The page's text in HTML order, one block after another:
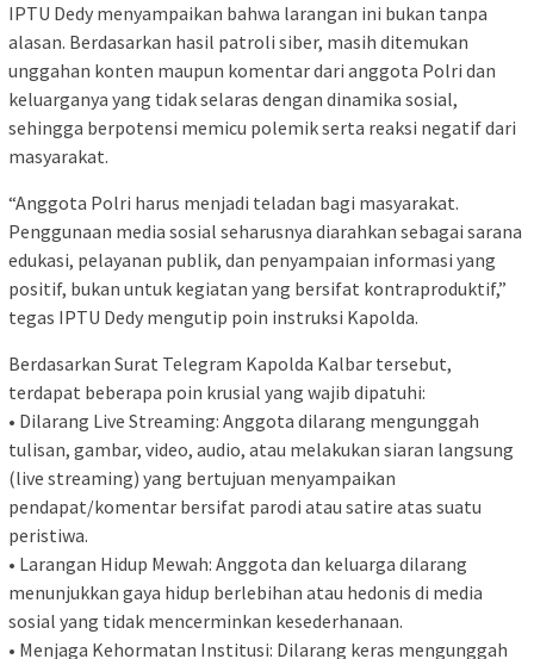
IPTU Dedy menyampaikan bahwa larangan ini bukan tanpa
alasan. Berdasarkan hasil patroli siber, masih ditemukan
unggahan konten maupun komentar dari anggota Polri dan
keluarganya yang tidak selaras dengan dinamika sosial,
sehingga berpotensi memicu polemik serta reaksi negatif dari
masyarakat.
“Anggota Polri harus menjadi teladan bagi masyarakat.
Penggunaan media sosial seharusnya diarahkan sebagai sarana
edukasi, pelayanan publik, dan penyampaian informasi yang
positif, bukan untuk kegiatan yang bersifat kontraproduktif,”
tegas IPTU Dedy mengutip poin instruksi Kapolda.
Berdasarkan Surat Telegram Kapolda Kalbar tersebut,
terdapat beberapa poin krusial yang wajib dipatuhi:
• Dilarang Live Streaming: Anggota dilarang mengunggah
tulisan, gambar, video, audio, atau melakukan siaran langsung
(live streaming) yang bertujuan menyampaikan
pendapat/komentar bersifat parodi atau satire atas suatu
peristiwa.
• Larangan Hidup Mewah: Anggota dan keluarga dilarang
menunjukkan gaya hidup berlebihan atau hedonis di media
sosial yang tidak mencerminkan kesederhanaan.
• Menjaga Kehormatan Institusi: Dilarang keras mengunggah